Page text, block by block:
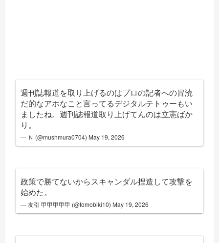
週刊誌報道を取り上げるのはプロの記者への冒涜
だ的なアホなこと言ってるデジタルテトゥーもい
ましたね。週刊誌報道取り上げてんのは立憲ばか
り。
— Ｎ (@mushmura0704) May 19, 2026
政策で勝てないからスキャンダル捏造して攻撃を
始めた。
— 友引 甲甲甲甲甲 (@tomobiki10) May 19, 2026